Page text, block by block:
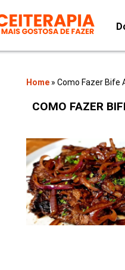
Home » Como Fazer Bife
COMO FAZER